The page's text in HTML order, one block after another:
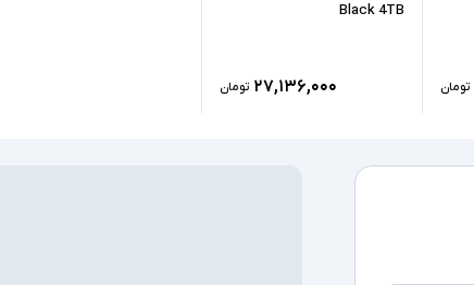
تومان
Black 4TB
۲۷,۱۳۶,۰۰۰ تومان